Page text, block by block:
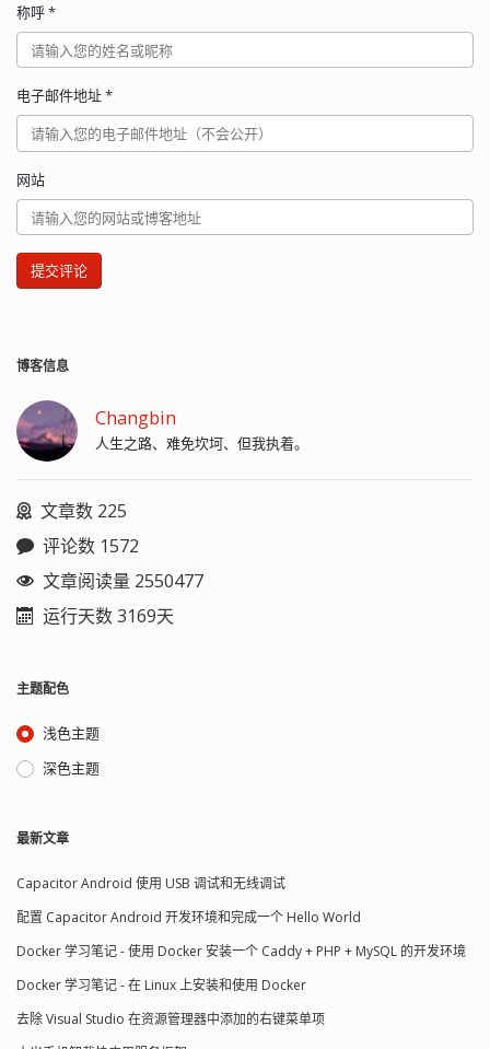
称呼*
电子邮件地址*
网站
提交评论
博客信息
Changbin
人生之路、难免坎坷、但我执着。
文章数 225
评论数 1572
文章阅读量 2550477
运行天数 3169天
主题配色
浅色主题
深色主题
最新文章
Capacitor Android 使用 USB 调试和无线调试
配置 Capacitor Android 开发环境和完成一个 Hello World
Docker 学习笔记 - 使用 Docker 安装一个 Caddy + PHP + MySQL 的开发环境
Docker 学习笔记 - 在 Linux 上安装和使用 Docker
去除 Visual Studio 在资源管理器中添加的右键菜单项